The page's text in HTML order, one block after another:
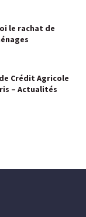
le rachat de
Crédit Agricole
– Actualités